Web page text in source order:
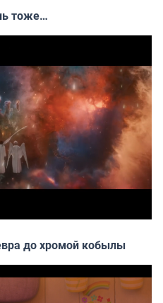
тоже…
до хромой кобылы